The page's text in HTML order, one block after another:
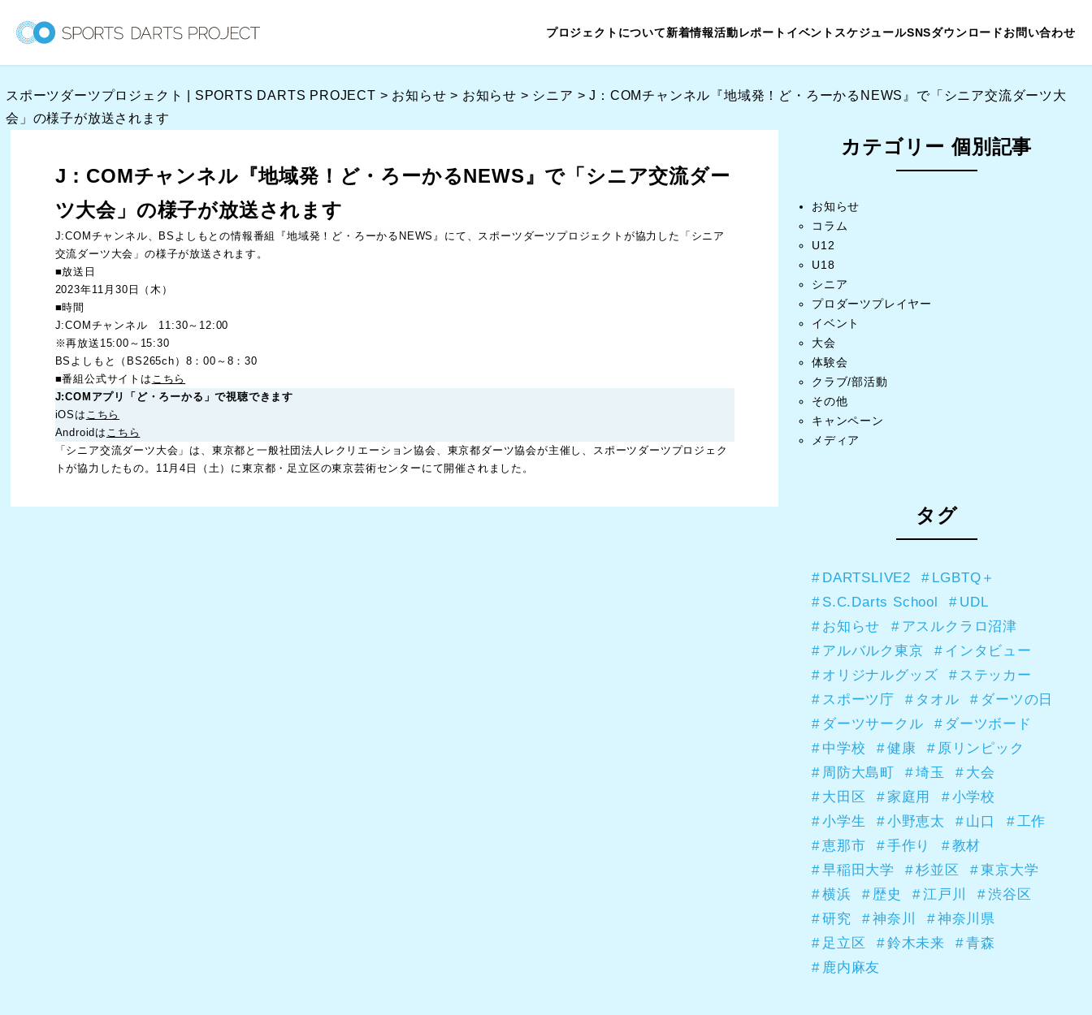
キ
ッ
プロジェクトについて新着情報活動レポート イベントスケジュールSNSダウンロードお問い合わせ
スポーツダーツプロジェクト | SPORTS DARTS PROJECT > お知らせ > お知らせ > シニア >J：COMチャンネル『地域発！ど・ろーかるNEWS』で「シニア交流ダーツ大
会」の様子が放送されます
J：COMチャンネル『地域発！ど・ろーかるNEWS』で「シニア交流ダー
ツ大会」の様子が放送されます
J:COMチャンネル、BSよしもとの情報番組『地域発！ど・ろーかるNEWS』にて、スポーツダーツプロジェクトが協力した「シニア
交流ダーツ大会」の様子が放送されます。
■放送日
2023年11月30日（木）
■時間
J:COMチャンネル 11:30～12:00
※再放送15:00～15:30
BSよしもと（BS265ch）8：00～8：30
■番組公式サイトは こちら
J:COM アプリ「ど・ろーかる」で視聴できます
iOSは こちら
Androidは こちら
「シニア交流ダーツ大会」は、東京都と一般社団法人レクリエーション協会、東京都ダーツ協会が主催し、スポーツダーツプロジェク
トが協力したもの。11月4日（土）に東京都・足立区の東京芸術センターにて開催されました。
カテゴリー 個別記事
お知らせ
コラム
U12
U18
シニア
プロダーツプレイヤー
イベント
大会
体験会
クラブ/部活動
その他
キャンペーン
メディア
タグ
DARTSLIVE2
LGBTQ＋
S.C.Darts School
UDL
お知らせ
アスルクラロ沼津
アルバルク東京
インタビュー
オリジナルグッズ
ステッカー
スポーツ庁
タオル
ダーツの日
ダーツサークル
ダーツボード
中学校
健康
原リンピック
周防大島町
埼玉
大会
大田区
家庭用
小学校
小学生
小野恵太 山口
工作
恵那市
手作り
教材
早稲田大学
杉並区
東京大学
横浜
歴史 江戸川
渋谷区
研究
神奈川
神奈川県
足立区
鈴木未来
青森
鹿内麻友